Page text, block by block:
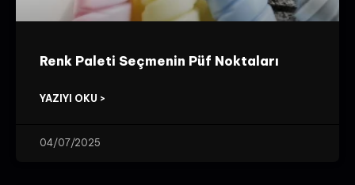
Renk Paleti Seçmenin Püf Noktaları
YAZIYI OKU >
04/07/2025